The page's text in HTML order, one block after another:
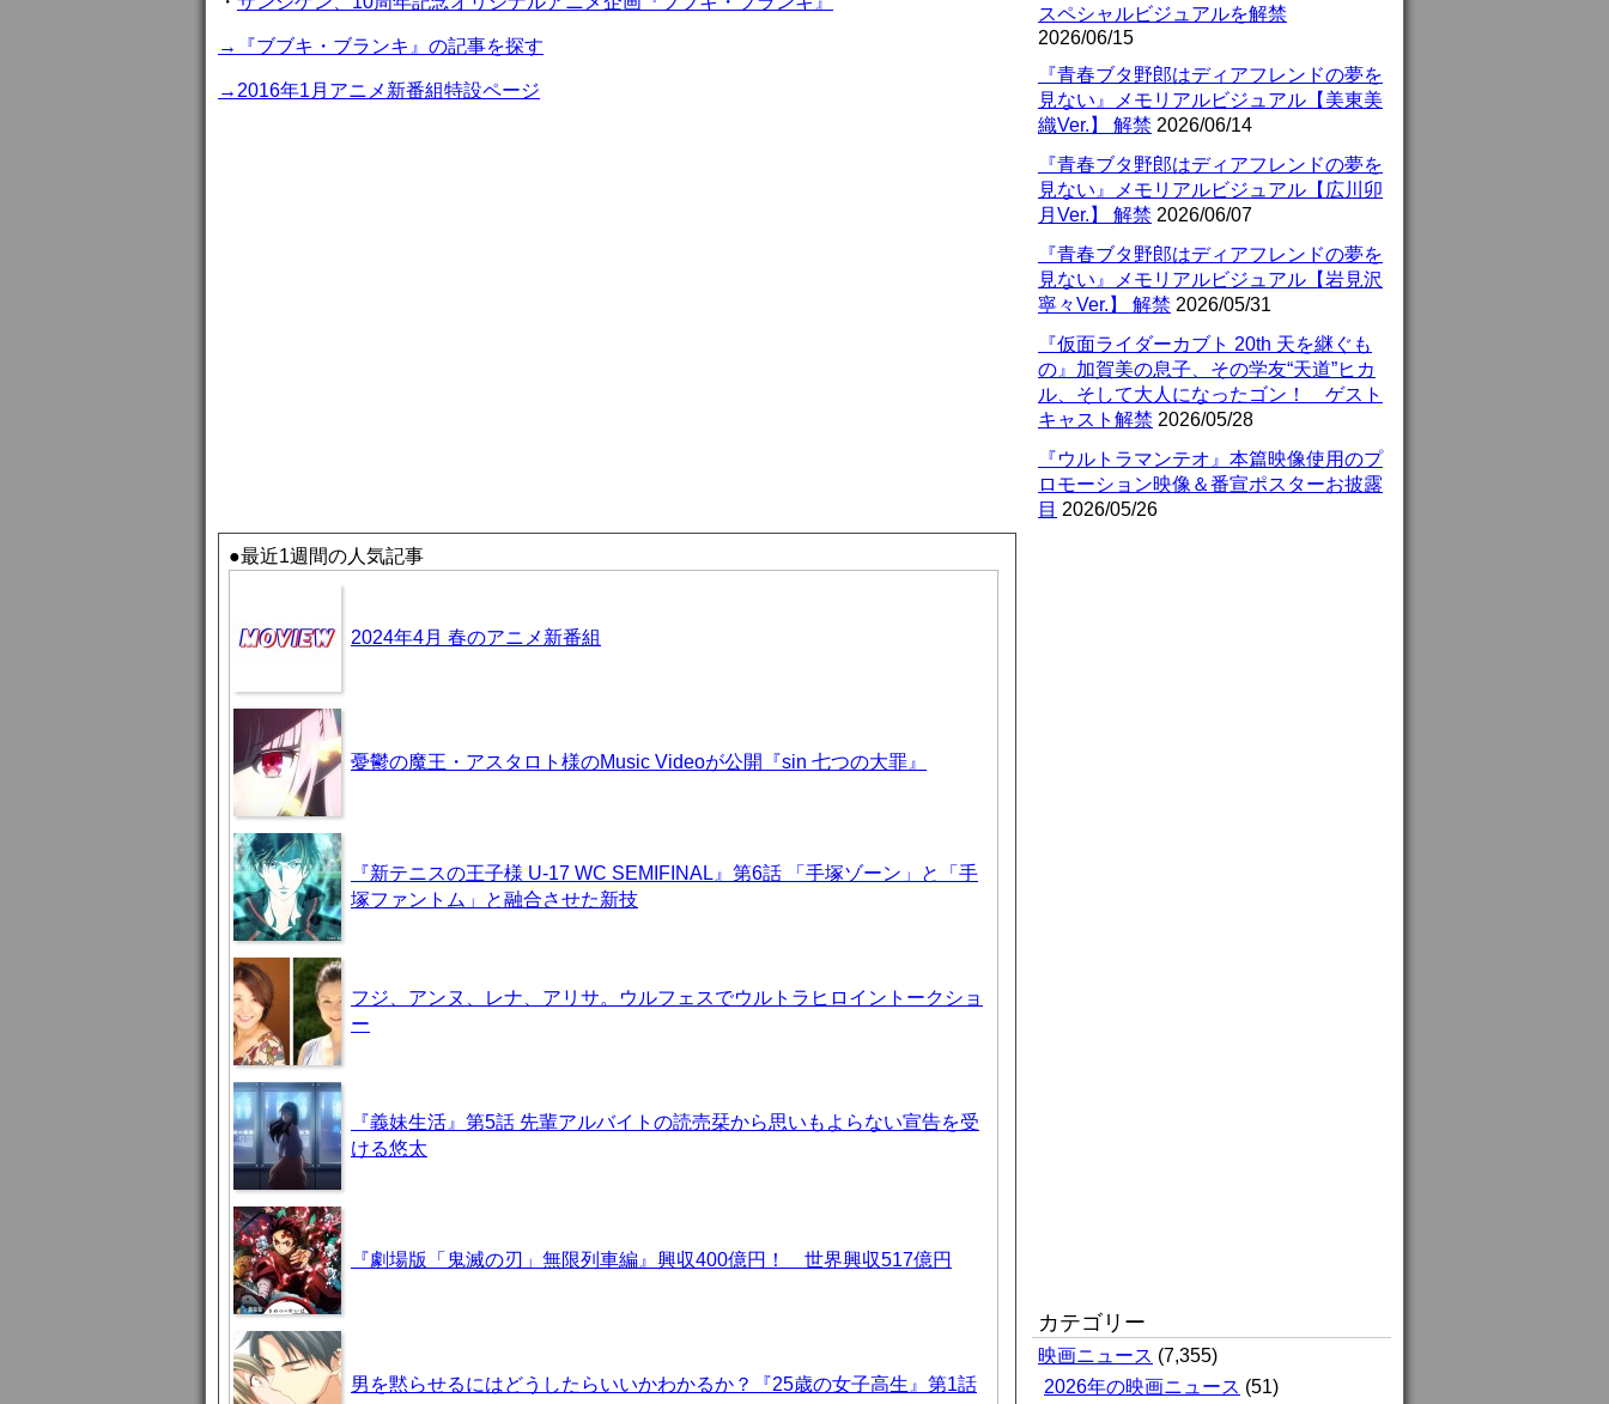
→『ブブキ・ブランキ』の記事を探す
→2016年1月アニメ新番組特設ページ
●最近1週間の人気記事
2024年4月 春のアニメ新番組
憂鬱の魔王・アスタロト様のMusic Videoが公開『sin 七つの大罪』
『新テニスの王子様 U-17 WC SEMIFINAL』第6話 「手塚ゾーン」と「手
塚ファントム」と融合させた新技
フジ、アンヌ、レナ、アリサ。ウルフェスでウルトラヒロイントークショ
ー
『義妹生活』第5話 先輩アルバイトの読売栞から思いもよらない宣告を受
ける悠太
『劇場版「鬼滅の刃」無限列車編』興収400億円！ 世界興収517億円
男を黙らせるにはどうしたらいいかわかるか？『25歳の女子高生』第1話
スペシャルビジュアルを解禁
2026/06/15
『青春ブタ野郎はディアフレンドの夢を
見ない』メモリアルビジュアル【美東美
織Ver.】 解禁 2026/06/14
『青春ブタ野郎はディアフレンドの夢を
見ない』メモリアルビジュアル【広川卯
月Ver.】 解禁 2026/06/07
『青春ブタ野郎はディアフレンドの夢を
見ない』メモリアルビジュアル【岩見沢
寧々Ver.】 解禁 2026/05/31
『仮面ライダーカブト 20th 天を継ぐも
の』加賀美の息子、その学友“天道”ヒカ
ル、そして大人になったゴン！ ゲスト
キャスト解禁 2026/05/28
『ウルトラマンテオ』本篇映像使用のプ
ロモーション映像＆番宣ポスターお披露
目 2026/05/26
カテゴリー
映画ニュース (7,355)
2026年の映画ニュース (51)